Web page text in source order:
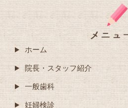
ホーム
院長・スタッフ紹介
一般歯科
妊婦検診